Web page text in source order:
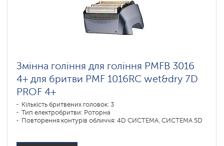
Змінна гоління для гоління PMFB 3016
4+ для бритви PMF 1016RC wet&dry 7D
PROF 4+
Кількість бритвених головок: 3
Тип електробритви: Роторна
Повторення контурів обличчя: 4D СИСТЕМА, СИСТЕМА 5D